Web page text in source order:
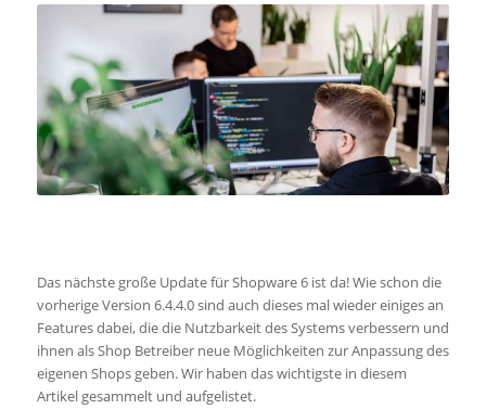
Das nächste große Update für Shopware 6 ist da! Wie schon die
vorherige Version 6.4.4.0 sind auch dieses mal wieder einiges an
Features dabei, die die Nutzbarkeit des Systems verbessern und
ihnen als Shop Betreiber neue Möglichkeiten zur Anpassung des
eigenen Shops geben. Wir haben das wichtigste in diesem
Artikel gesammelt und aufgelistet.